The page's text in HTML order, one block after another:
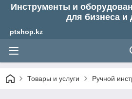
Инструменты и
для бизнеса и
ptshop.kz
Товары и услуги Ручной